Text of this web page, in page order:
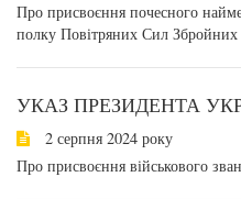
Про присвоєння почесного
полку Повітряних Сил
УКАЗ ПРЕЗИДЕНТА
2 серпня 2024 року
Про присвоєння військового